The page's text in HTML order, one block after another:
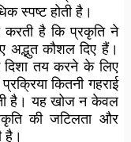
स्पष्ट होती है।
करती है कि प्रकृति ने
अद्भुत कौशल दिए हैं।
दिशा तय करने के लिए
कितनी गहराई
है। यह खोज न केवल
की जटिलता और
है।